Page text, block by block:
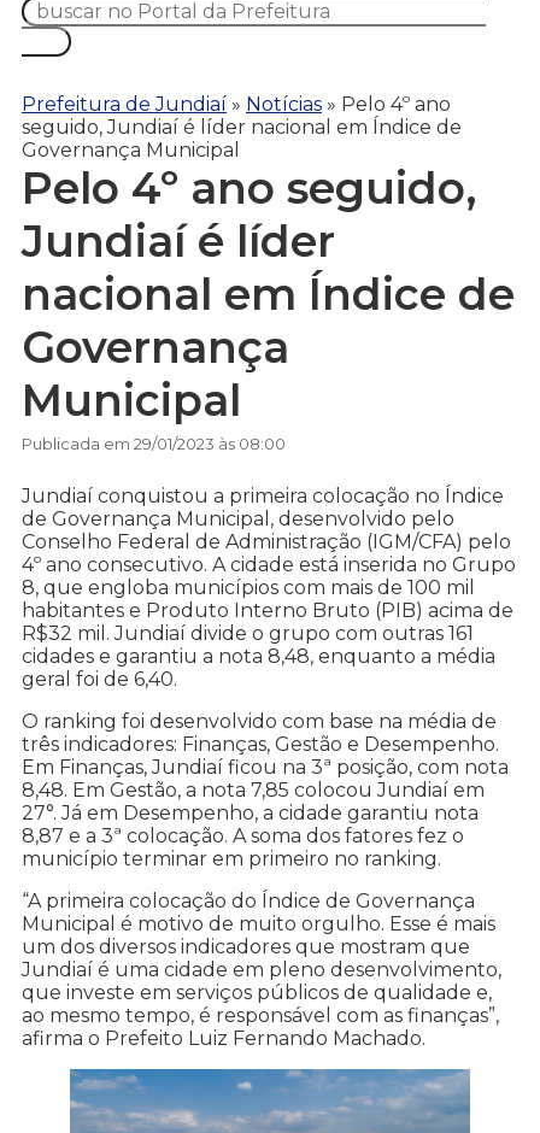
Prefeitura de Jundiaí » Notícias » Pelo 4º ano
seguido, Jundiaí é líder nacional em Índice de
Governança Municipal
Pelo 4º ano seguido,
Jundiaí é líder
nacional em Índice de
Governança
Municipal
Publicada em 29/01/2023 às 08:00
Jundiaí conquistou a primeira colocação no Índice
de Governança Municipal, desenvolvido pelo
Conselho Federal de Administração (IGM/CFA) pelo
4º ano consecutivo. A cidade está inserida no Grupo
8, que engloba municípios com mais de 100 mil
habitantes e Produto Interno Bruto (PIB) acima de
R$32 mil. Jundiaí divide o grupo com outras 161
cidades e garantiu a nota 8,48, enquanto a média
geral foi de 6,40.
O ranking foi desenvolvido com base na média de
três indicadores: Finanças, Gestão e Desempenho.
Em Finanças, Jundiaí ficou na 3ª posição, com nota
8,48. Em Gestão, a nota 7,85 colocou Jundiaí em
27°. Já em Desempenho, a cidade garantiu nota
8,87 e a 3ª colocação. A soma dos fatores fez o
município terminar em primeiro no ranking.
“A primeira colocação do Índice de Governança
Municipal é motivo de muito orgulho. Esse é mais
um dos diversos indicadores que mostram que
Jundiaí é uma cidade em pleno desenvolvimento,
que investe em serviços públicos de qualidade e,
ao mesmo tempo, é responsável com as finanças”,
afirma o Prefeito Luiz Fernando Machado.